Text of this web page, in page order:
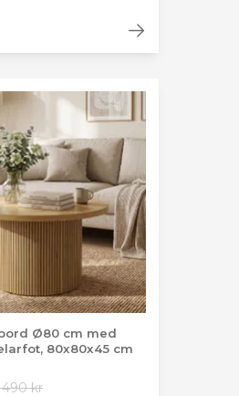
Ø80 cm med
80x80x45 cm
490 kr